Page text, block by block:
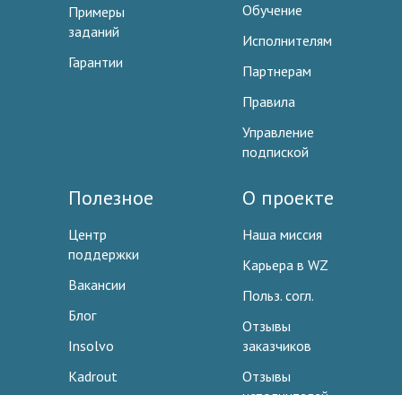
Примеры
заданий
Гарантии
Обучение
Исполнителям
Партнерам
Правила
Управление
подпиской
Полезное
Центр
поддержки
Вакансии
Блог
Insolvo
Kadrout
О проекте
Наша миссия
Карьера в WZ
Польз. согл.
Отзывы
заказчиков
Отзывы